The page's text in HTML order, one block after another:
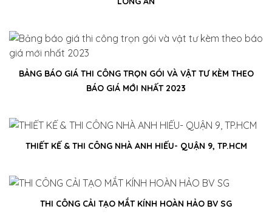
BẢNG BÁO GIÁ THI CÔNG TRỌN GÓI VÀ VẬT TƯ KÈM THEO
BÁO GIÁ MỚI NHẤT 2023
THIẾT KẾ & THI CÔNG NHÀ ANH HIẾU- QUẬN 9, TP.HCM
THI CÔNG CẢI TẠO MẮT KÍNH HOÀN HẢO BV SG